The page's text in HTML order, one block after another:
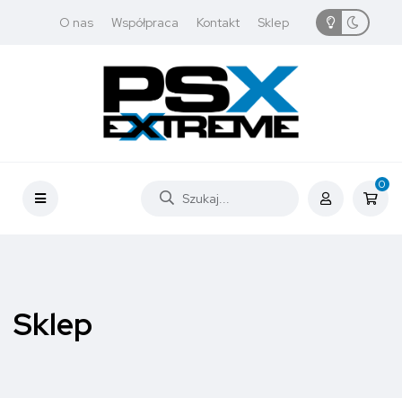
O nas Współpraca Kontakt Sklep
0
Sklep